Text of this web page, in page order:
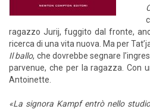
ragazzo Jurij, fuggito dal fronte,
ricerca di una vita nuova. Ma per
Il ballo, che dovrebbe segnare
parvenue, che per la ragazza. Con
Antoinette.
«La signora Kampf entrò nello